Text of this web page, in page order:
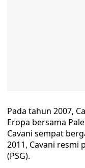
Pada tahun 2007,
Eropa bersama
Cavani sempat
2011, Cavani resmi
(PSG).